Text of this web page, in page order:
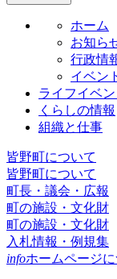
ホーム
お知ら
行政情
イベン
ライフイベン
くらしの情報
組織と仕事
皆野町について
皆野町について
町長・議会・広報
町の施設・文化財
町の施設・文化財
入札情報・例規集
infoホームページ